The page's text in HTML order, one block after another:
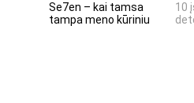
Se7en – kai tamsa
tampa meno kūriniu
10